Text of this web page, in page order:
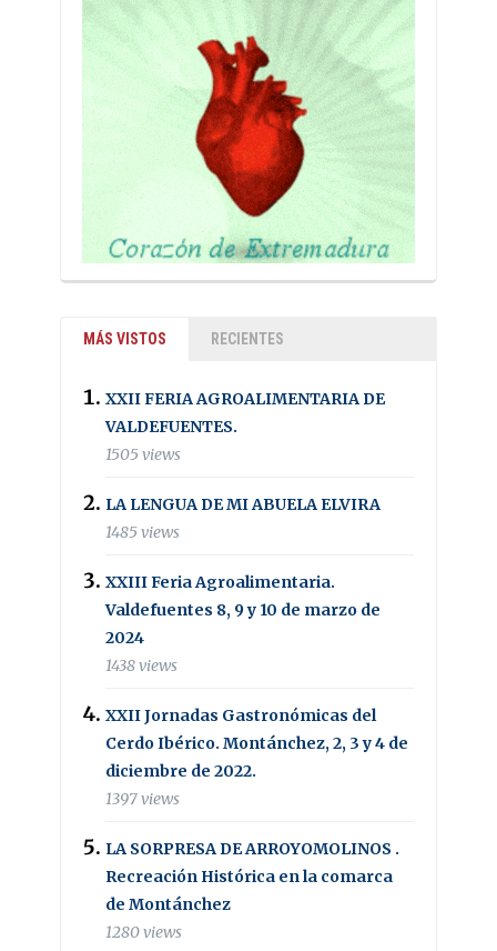
MÁS VISTOS RECIENTES
XXII FERIA AGROALIMENTARIA DE
VALDEFUENTES.
1505 views
LA LENGUA DE MI ABUELA ELVIRA
1485 views
XXIII Feria Agroalimentaria.
Valdefuentes 8, 9 y 10 de marzo de
2024
1438 views
XXII Jornadas Gastronómicas del
Cerdo Ibérico. Montánchez, 2, 3 y 4 de
diciembre de 2022.
1397 views
LA SORPRESA DE ARROYOMOLINOS .
Recreación Histórica en la comarca
de Montánchez
1280 views